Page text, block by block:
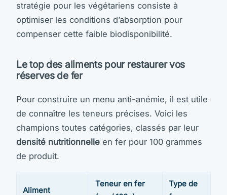
stratégie pour les végétariens consiste à
optimiser les conditions d’absorption pour
compenser cette faible biodisponibilité.
Le top des aliments pour restaurer vos
réserves de fer
Pour construire un menu anti-anémie, il est utile
de connaître les teneurs précises. Voici les
champions toutes catégories, classés par leur
densité nutritionnelle en fer pour 100 grammes
de produit.
Aliment
Teneur en fer
Type de